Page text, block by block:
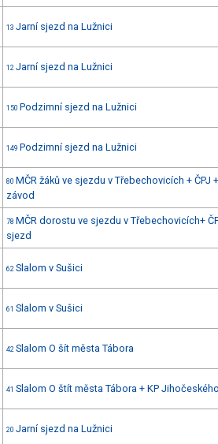
13 Jarní sjezd na Lužnici
12 Jarní sjezd na Lužnici
150 Podzimní sjezd na Lužnici
149 Podzimní sjezd na Lužnici
80 MČR žáků ve sjezdu v Třebechovicích + ČPJ
závod
78 MČR dorostu ve sjezdu v Třebechovicích+
sjezd
62 Slalom v Sušici
61 Slalom v Sušici
42 Slalom O šít města Tábora
41 Slalom O štít města Tábora + KP
20 Jarní sjezd na Lužnici